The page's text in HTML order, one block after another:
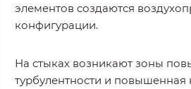
элементов создаются
конфигурации.
На стыках возникают зоны
турбулентности и повышенная